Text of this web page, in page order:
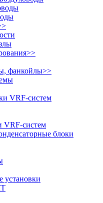
>>
фанкойлы>>
VRF-систем
VRF-систем
блоки
установки